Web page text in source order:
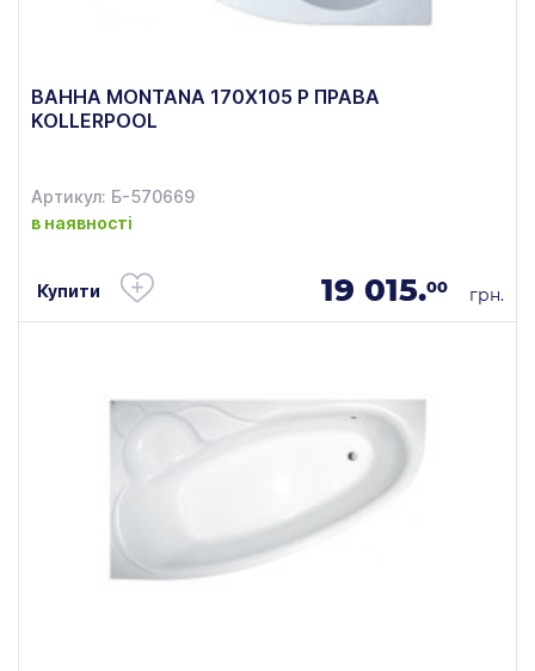
ВАННА MONTANA 170X105 P ПРАВА
KOLLERPOOL
Артикул: Б-570669
в наявності
Купити 19 015.00 грн.